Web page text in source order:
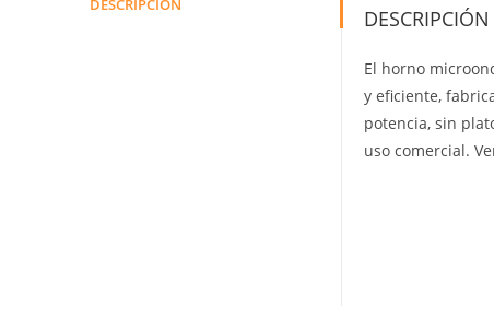
DESCRIPCIÓN
DESCRIPCIÓN
El horno
y eficiente,
potencia, sin
uso comercial.